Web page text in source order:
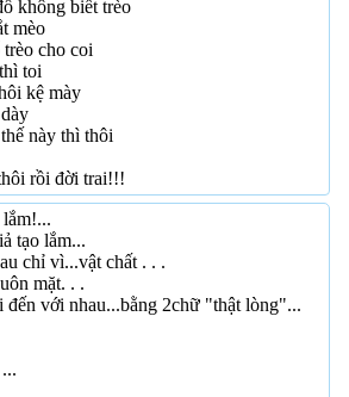
không biết trèo
mèo
cho coi
toi
kệ mày
này thì thôi
rồi đời trai!!!
tạo lắm...
chỉ vì...vật chất . . .
mặt. . .
với nhau...bằng 2chữ "thật lòng"...